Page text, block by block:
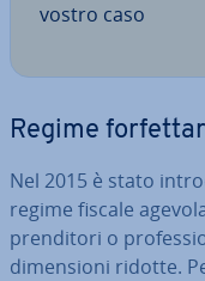
vostro caso
Regime
Nel 2015 è stato
regime fiscale
pren­di­to­ri o
di­men­sio­ni ridotte.